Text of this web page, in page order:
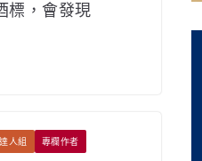
，會發現
人組 專欄作者